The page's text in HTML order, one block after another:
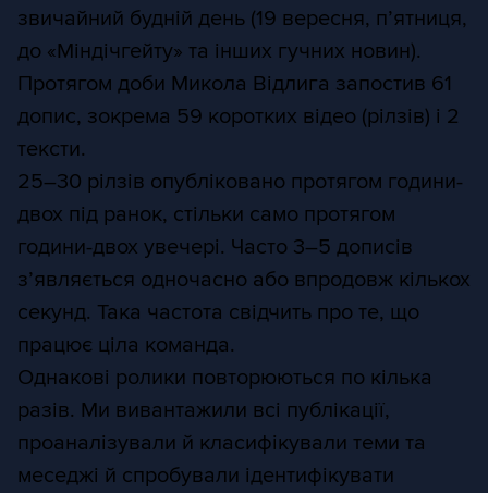
звичайний будній день (19 вересня, п’ятниця,
до «Міндічгейту» та інших гучних новин).
Протягом доби Микола Відлига запостив 61
допис, зокрема 59 коротких відео (рілзів) і 2
тексти.
25–30 рілзів опубліковано протягом години-
двох під ранок, стільки само протягом
години-двох увечері. Часто 3–5 дописів
з’являється одночасно або впродовж кількох
секунд. Така частота свідчить про те, що
працює ціла команда.
Однакові ролики повторюються по кілька
разів. Ми вивантажили всі публікації,
проаналізували й класифікували теми та
меседжі й спробували ідентифікувати